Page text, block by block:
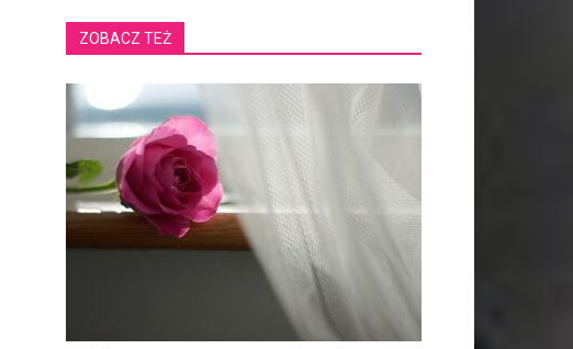
ZOBACZ TEŻ